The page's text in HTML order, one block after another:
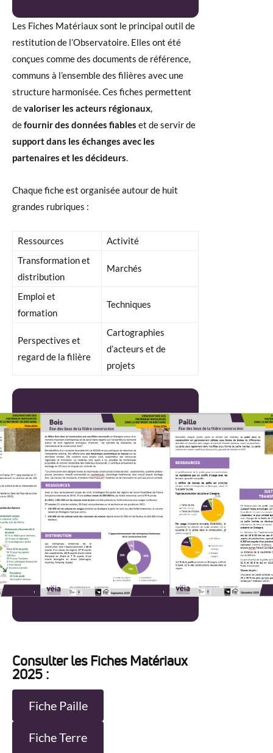
Les Fiches Matériaux sont le principal outil de
restitution de l’Observatoire. Elles ont été
conçues comme des documents de référence,
communs à l’ensemble des filières avec une
structure harmonisée. Ces fiches permettent
devaloriser les acteurs régionaux,
defournir des données fiables et de servir de
support dans les échanges avec les
partenaires et les décideurs.
Chaque fiche est organisée autour de huit
grandes rubriques :
Ressources
Activité
Transformation et
distribution
Marchés
Emploi et
formation
Techniques
Perspectives et
regard de la filière
Cartographies
d’acteurs et de
projets
Consulter les Fiches Matériaux
2025 :
Fiche Paille
Fiche Terre